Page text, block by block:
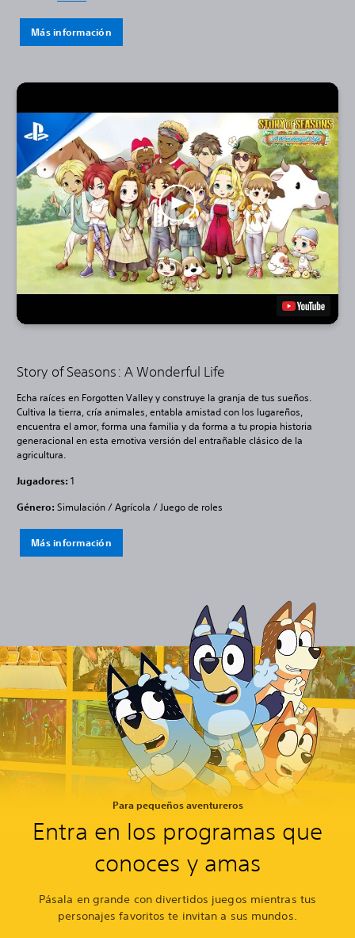
Más información
Story of Seasons: A Wonderful Life
Echa raíces en Forgotten Valley y construye la granja de tus sueños.
Cultiva la tierra, cría animales, entabla amistad con los lugareños,
encuentra el amor, forma una familia y da forma a tu propia historia
generacional en esta emotiva versión del entrañable clásico de la
agricultura.
Jugadores: 1
Género: Simulación / Agrícola / Juego de roles
Más información
Para pequeños aventureros
Entra en los programas que
conoces y amas
Pásala en grande con divertidos juegos mientras tus
personajes favoritos te invitan a sus mundos.